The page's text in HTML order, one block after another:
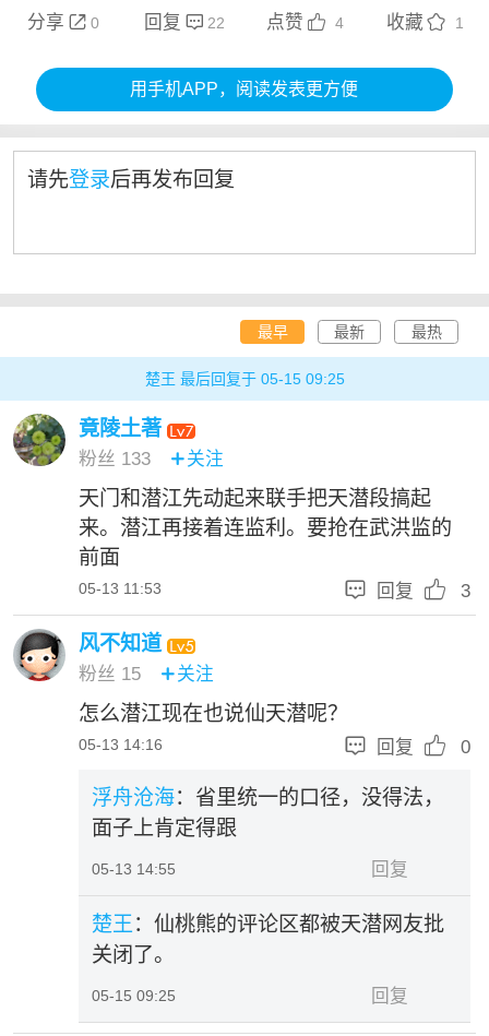
分享  0 回复  22 点赞  4 收藏  1
用手机APP，阅读发表更方便
请先登录后再发布回复
最早 最新 最热
楚王 最后回复于 05-15 09:25
竟陵土著
粉丝 133 关注
天门和潜江先动起来联手把天潜段搞起
来。潜江再接着连监利。要抢在武洪监的
前面
05-13 11:53  回复  3
风不知道
粉丝 15 关注
怎么潜江现在也说仙天潜呢？
05-13 14:16  回复  0
浮舟沧海：省里统一的口径，没得法，
面子上肯定得跟
05-13 14:55 回复
楚王：仙桃熊的评论区都被天潜网友批
关闭了。
05-15 09:25 回复